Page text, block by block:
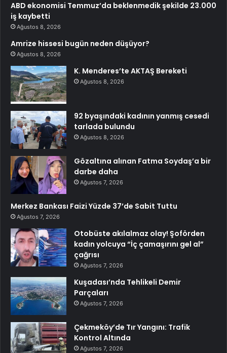
ABD ekonomisi Temmuz’da beklenmedik şekilde 23.000
iş kaybetti
Ağustos 8, 2026
Amrize hissesi bugün neden düşüyor?
Ağustos 8, 2026
K. Menderes’te AKTAŞ Bereketi
Ağustos 8, 2026
92 byaşındaki kadının yanmış cesedi
tarlada bulundu
Ağustos 8, 2026
Gözaltına alınan Fatma Soydaş’a bir
darbe daha
Ağustos 7, 2026
Merkez Bankası Faizi Yüzde 37’de Sabit Tuttu
Ağustos 7, 2026
Otobüste akılalmaz olay! Şoförden
kadın yolcuya “İç çamaşırını gel al”
çağrısı
Ağustos 7, 2026
Kuşadası’nda Tehlikeli Demir
Parçaları
Ağustos 7, 2026
Çekmeköy’de Tır Yangını: Trafik
Kontrol Altında
Ağustos 7, 2026